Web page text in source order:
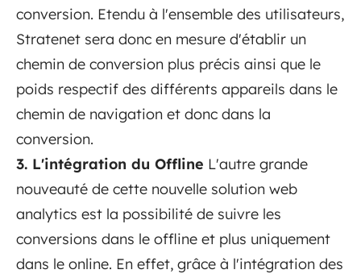
conversion. Etendu à l'ensemble des utilisateurs,
Stratenet sera donc en mesure d'établir un
chemin de conversion plus précis ainsi que le
poids respectif des différents appareils dans le
chemin de navigation et donc dans la
conversion.
3. L'intégration du Offline L'autre grande
nouveauté de cette nouvelle solution web
analytics est la possibilité de suivre les
conversions dans le offline et plus uniquement
dans le online. En effet, grâce à l'intégration des